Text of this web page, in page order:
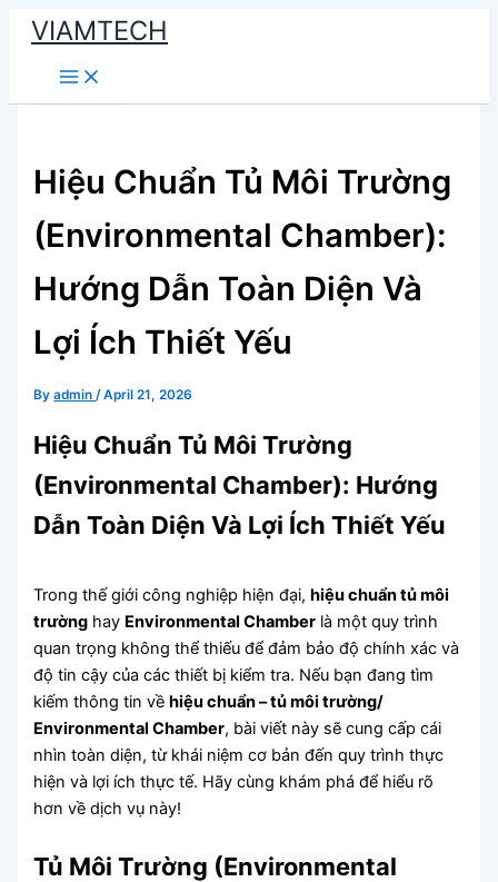
Skip
content
VIAMTECH
Main
Menu
Hiệu Chuẩn Tủ Môi Trường
(Environmental Chamber):
Hướng Dẫn Toàn Diện Và
Lợi Ích Thiết Yếu
Byadmin/April 21, 2026
Hiệu Chuẩn Tủ Môi Trường
(Environmental Chamber): Hướng
Dẫn Toàn Diện Và Lợi Ích Thiết Yếu
Trong thế giới công nghiệp hiện đại,hiệu chuẩn tủ môi
trường hay Environmental Chamber là một quy trình
quan trọng không thể thiếu để đảm bảo độ chính xác và
độ tin cậy của các thiết bị kiểm tra. Nếu bạn đang tìm
kiếm thông tin vềhiệu chuẩn – tủ môi trường/
Environmental Chamber, bài viết này sẽ cung cấp cái
nhìn toàn diện, từ khái niệm cơ bản đến quy trình thực
hiện và lợi ích thực tế. Hãy cùng khám phá để hiểu rõ
hơn về dịch vụ này!
Tủ Môi Trường (Environmental